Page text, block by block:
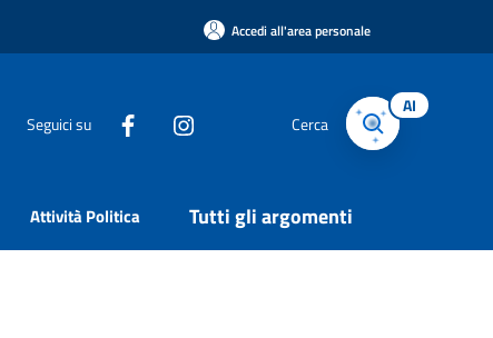
Accedi all'area personale
Seguici su Cerca
AI
Attività Politica Tutti gli argomenti